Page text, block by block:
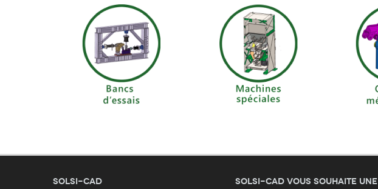
SOLSI-CAD
SOLSI-CAD vous souhaite une